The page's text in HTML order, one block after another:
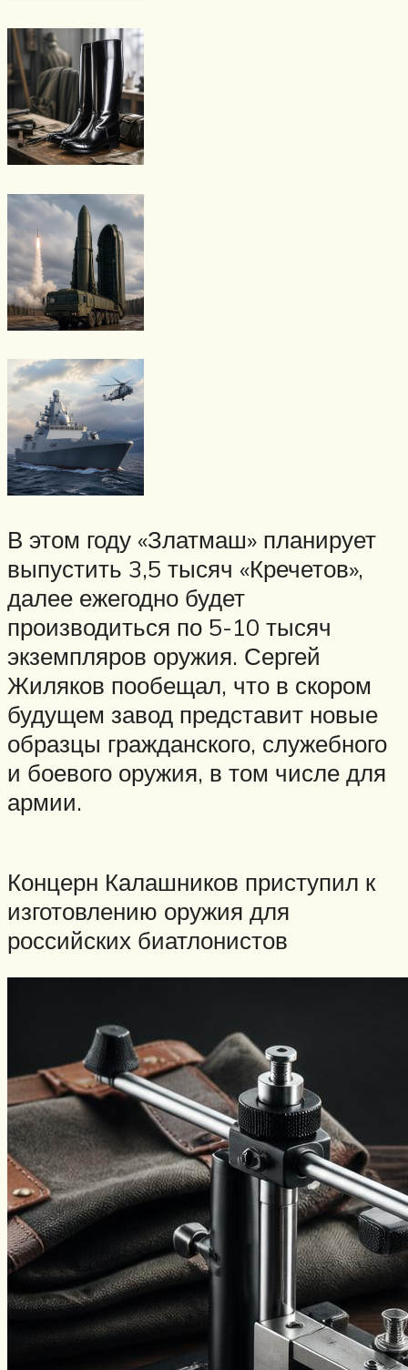
В этом году «Златмаш» планирует
выпустить 3,5 тысяч «Кречетов»,
далее ежегодно будет
производиться по 5-10 тысяч
экземпляров оружия. Сергей
Жиляков пообещал, что в скором
будущем завод представит новые
образцы гражданского, служебного
и боевого оружия, в том числе для
армии.
Концерн Калашников приступил к
изготовлению оружия для
российских биатлонистов